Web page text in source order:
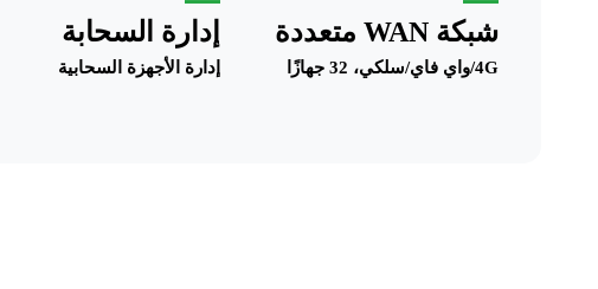
شبكة WAN متعددة
4G/واي فاي/سلكي، 32 جهازًا
إدارة السحابة
إدارة الأجهزة السحابية